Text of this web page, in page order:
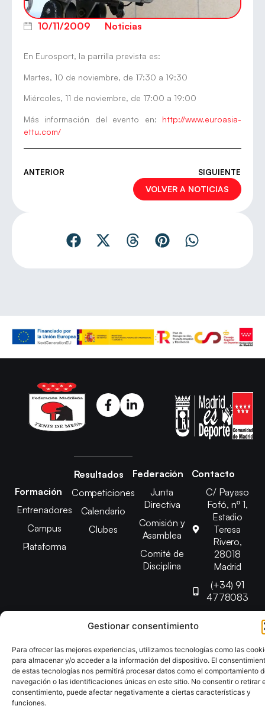
Gestionar consentimiento
Para ofrecer las mejores experiencias, utilizamos tecnologías como las
para almacenar y/o acceder a la información del dispositivo. El
de estas tecnologías nos permitirá procesar datos como el comportamiento
navegación o las identificaciones únicas en este sitio. No consentir o retirar
consentimiento, puede afectar negativamente a ciertas características y
funciones.
10/11/2009 Noticias
En Eurosport, la parrilla prevista es:
Martes, 10 de noviembre, de 17:30 a 19:30
Miércoles, 11 de noviembre, de 17:00 a 19:00
Más información del evento en: http://www.euroasia-
ettu.com/
ANTERIOR SIGUIENTE
VOLVER A NOTICIAS
Formación
Entrenadores
Campus
Plataforma
Resultados
Competiciones
Calendario
Clubes
Federación
Junta
Directiva
Comisión y
Asamblea
Comité de
Disciplina
Contacto
C/ Payaso
Fofó, nº 1,
Estadio
Teresa
Rivero,
28018
Madrid
(+34) 91
4778083
Copyright © 2025 Federación Madrileña de Tenis de Mesa |
Desarrollado porTOOOLS
Aviso LegalPolítica de CookiesPolítica de Privacidad